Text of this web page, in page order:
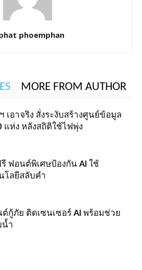
phoemphan
MORE FROM AUTHOR
เอาจริง สั่งระงับสร้างศูนย์ข้อมูล
แห่ง หลังสถิติใช้ไฟพุ่ง
ฟอนต์พิเศษป้องกัน AI ใช้
โลยีสลับคำ
กู้ภัย ติดเซนเซอร์ AI พร้อมช่วย
ำ